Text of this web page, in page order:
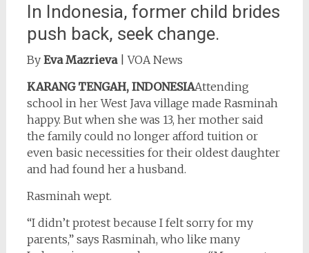
In Indonesia, former child brides
push back, seek change.
By Eva Mazrieva| VOA News
KARANG TENGAH, INDONESIAAttending
school in her West Java village made Rasminah
happy. But when she was 13, her mother said
the family could no longer afford tuition or
even basic necessities for their oldest daughter
and had found her a husband.
Rasminah wept.
“I didn’t protest because I felt sorry for my
parents,” says Rasminah, who like many